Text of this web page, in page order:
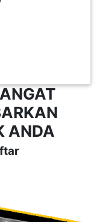
ANDA